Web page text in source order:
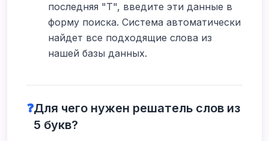
последняя "Т", введите эти данные в
форму поиска. Система автоматически
найдет все подходящие слова из
нашей базы данных.
❓Для чего нужен решатель слов из
5 букв?